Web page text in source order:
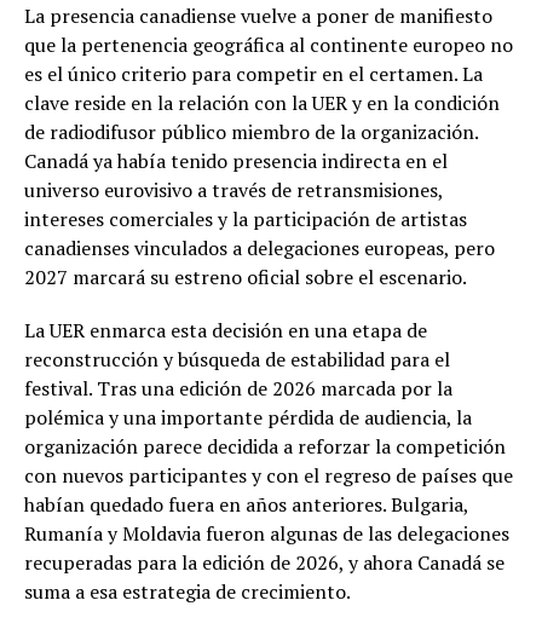
La presencia canadiense vuelve a poner de manifiesto
que la pertenencia geográfica al continente europeo no
es el único criterio para competir en el certamen. La
clave reside en la relación con la UER y en la condición
de radiodifusor público miembro de la organización.
Canadá ya había tenido presencia indirecta en el
universo eurovisivo a través de retransmisiones,
intereses comerciales y la participación de artistas
canadienses vinculados a delegaciones europeas, pero
2027 marcará su estreno oficial sobre el escenario.
La UER enmarca esta decisión en una etapa de
reconstrucción y búsqueda de estabilidad para el
festival. Tras una edición de 2026 marcada por la
polémica y una importante pérdida de audiencia, la
organización parece decidida a reforzar la competición
con nuevos participantes y con el regreso de países que
habían quedado fuera en años anteriores. Bulgaria,
Rumanía y Moldavia fueron algunas de las delegaciones
recuperadas para la edición de 2026, y ahora Canadá se
suma a esa estrategia de crecimiento.